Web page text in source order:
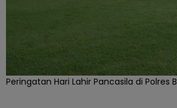
Peringatan Hari Lahir Pancasila di